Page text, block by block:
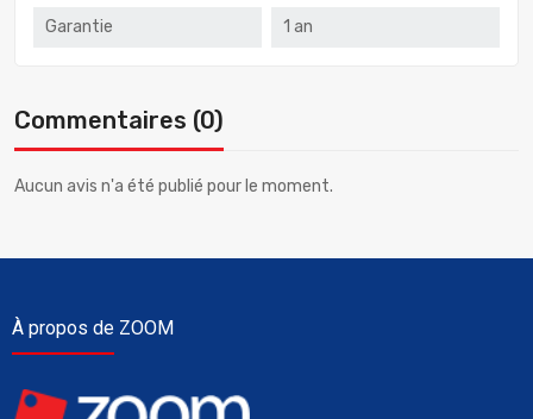
Garantie 1 an
Commentaires (0)
Aucun avis n'a été publié pour le moment.
À propos de ZOOM